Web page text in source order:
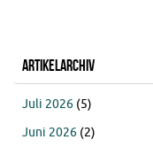
Artikelarchiv
Juli 2026 (5)
Juni 2026 (2)